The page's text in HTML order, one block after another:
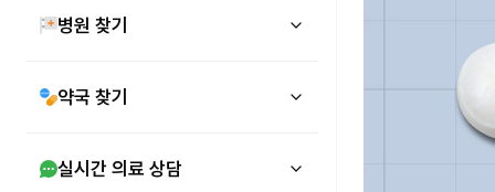
병원 찾기
약국 찾기
실시간 의료 상담